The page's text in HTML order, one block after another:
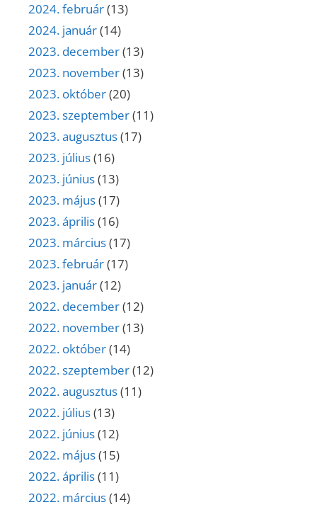
2024. február(13)
2024. január(14)
2023. december(13)
2023. november(13)
2023. október(20)
2023. szeptember(11)
2023. augusztus(17)
2023. július(16)
2023. június(13)
2023. május(17)
2023. április(16)
2023. március(17)
2023. február(17)
2023. január(12)
2022. december(12)
2022. november(13)
2022. október(14)
2022. szeptember(12)
2022. augusztus(11)
2022. július(13)
2022. június(12)
2022. május(15)
2022. április(11)
2022. március(14)